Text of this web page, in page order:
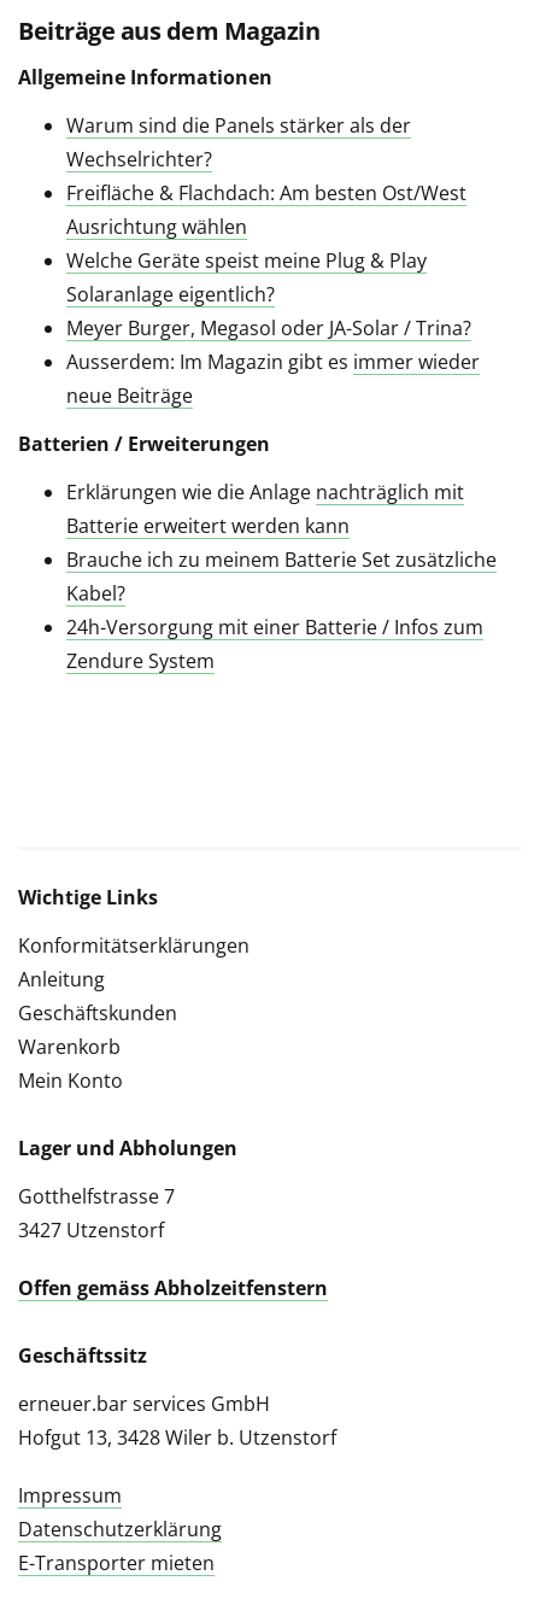
Beiträge aus dem Magazin
Allgemeine Informationen
Warum sind die Panels stärker als der
Wechselrichter?
Freifläche & Flachdach: Am besten Ost/West
Ausrichtung wählen
Welche Geräte speist meine Plug & Play
Solaranlage eigentlich?
Meyer Burger, Megasol oder JA-Solar / Trina?
Ausserdem: Im Magazin gibt es immer wieder
neue Beiträge
Batterien / Erweiterungen
Erklärungen wie die Anlage nachträglich mit
Batterie erweitert werden kann
Brauche ich zu meinem Batterie Set zusätzliche
Kabel?
24h-Versorgung mit einer Batterie / Infos zum
Zendure System
Wichtige Links
Konformitätserklärungen
Anleitung
Geschäftskunden
Warenkorb
Mein Konto
Lager und Abholungen
Gotthelfstrasse 7
3427 Utzenstorf
Offen gemäss Abholzeitfenstern
Geschäftssitz
erneuer.bar services GmbH
Hofgut 13, 3428 Wiler b. Utzenstorf
Impressum
Datenschutzerklärung
E-Transporter mieten